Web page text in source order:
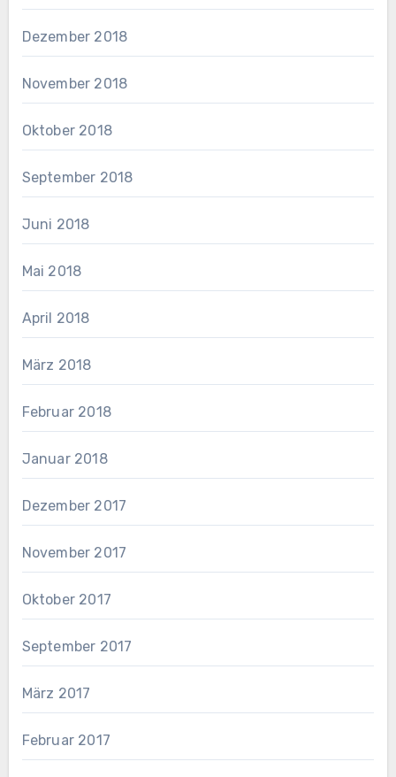
Dezember 2018
November 2018
Oktober 2018
September 2018
Juni 2018
Mai 2018
April 2018
März 2018
Februar 2018
Januar 2018
Dezember 2017
November 2017
Oktober 2017
September 2017
März 2017
Februar 2017